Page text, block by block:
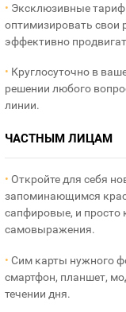
• Эксклюзивные
оптимизировать свои
эффективно
• Круглосуточно в
решении любого
линии.
ЧАСТНЫМ ЛИЦАМ
• Откройте для себя
запоминающимся
сапфировые, и просто
самовыражения.
• Сим карты нужного
смартфон, планшет,
течении дня.